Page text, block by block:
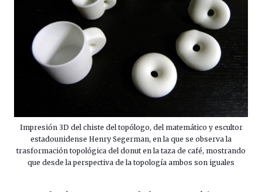
Impresión 3D del chiste del topólogo, del matemático y escultor
estadounidense Henry Segerman, en la que se observa la
trasformación topológica del donut en la taza de café, mostrando
que desde la perspectiva de la topología ambos son iguales